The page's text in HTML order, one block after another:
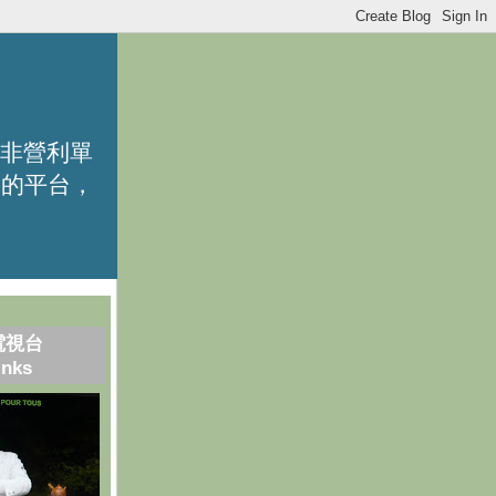
營利單
平台，
視台